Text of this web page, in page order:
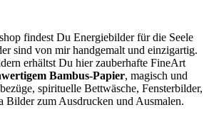
findest Du Energiebilder für die Seele
sind von mir handgemalt und einzigartig.
erhältst Du hier zauberhafte FineArt
Bambus-Papier, magisch und
spirituelle Bettwäsche, Fensterbilder,
Bilder zum Ausdrucken und Ausmalen.